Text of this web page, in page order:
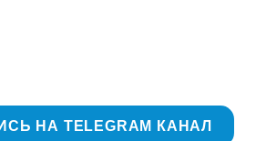
НА TELEGRAM КАНАЛ